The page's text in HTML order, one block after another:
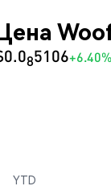
85106+6.40%
YTD